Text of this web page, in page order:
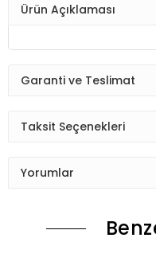
Ürün Açıklaması
Garanti ve Teslimat
Taksit Seçenekleri
Yorumlar